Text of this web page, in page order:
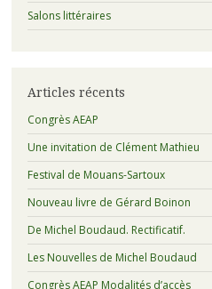
Salons littéraires
Articles récents
Congrès AEAP
Une invitation de Clément Mathieu
Festival de Mouans-Sartoux
Nouveau livre de Gérard Boinon
De Michel Boudaud. Rectificatif.
Les Nouvelles de Michel Boudaud
Congrès AEAP Modalités d’accès